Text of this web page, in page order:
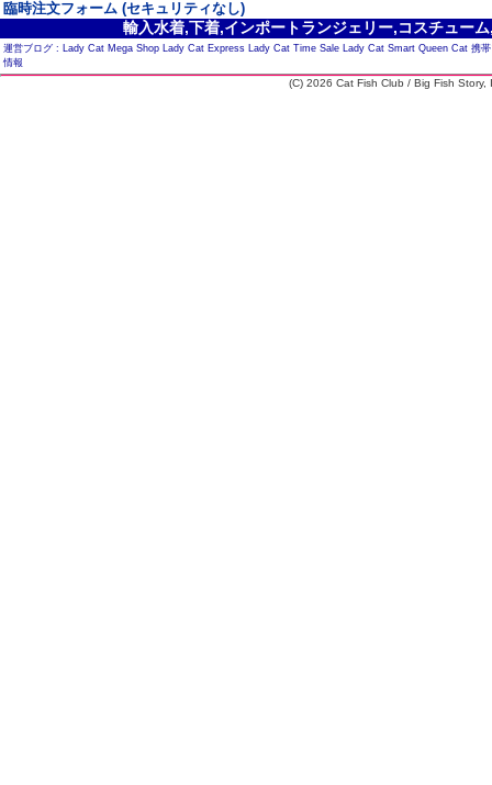
臨時注文フォーム (セキュリティなし)
輸入水着,下着,インポートランジェリー,コスチュー
運営ブログ : Lady Cat Mega Shop Lady Cat Express Lady Cat Time Sale Lady Cat Smart Queen Cat 携
情報
(C) 2026 Cat Fish Club / Big Fish Story,